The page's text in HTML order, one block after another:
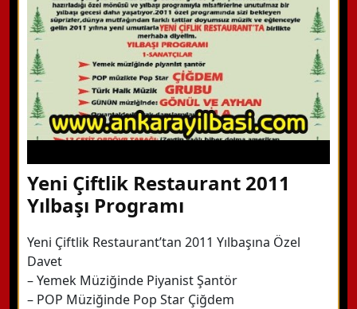
Detaylı Bilgi Alın
Yeni Çiftlik Restaurant 2011
Yılbaşı Programı
Yeni Çiftlik Restaurant’tan 2011 Yılbaşına Özel
Davet
– Yemek Müziğinde Piyanist Şantör
– POP Müziğinde Pop Star Çiğdem